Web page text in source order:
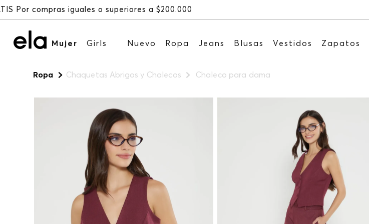
Mujer Girls Nuevo Ropa Jeans Blusas Vestidos Zapatos
Ropa Chaquetas Abrigos y Chalecos Chaleco para dama